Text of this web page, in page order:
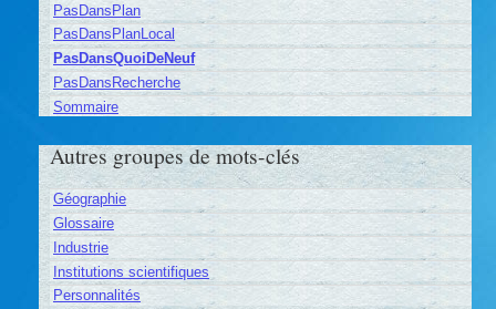
PasDansPlan
PasDansPlanLocal
PasDansQuoiDeNeuf
PasDansRecherche
Sommaire
Autres groupes de mots-clés
Géographie
Glossaire
Industrie
Institutions scientifiques
Personnalités